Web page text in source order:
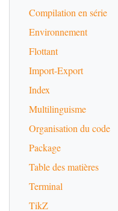
Compilation en série
Environnement
Flottant
Import-Export
Index
Multilinguisme
Organisation du code
Package
Table des matières
Terminal
TikZ